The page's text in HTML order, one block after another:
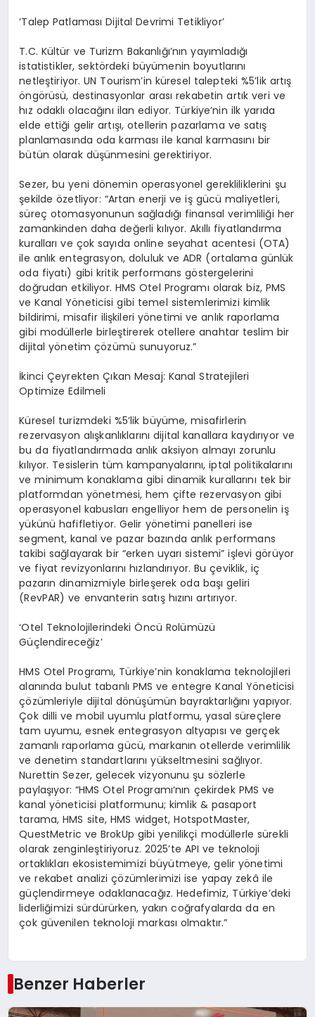
‘Talep PatlamasıDijital Devrimi Tetikliyor’
T.C. Kültür ve Turizm Bakanlığı’nın yayımladığı
istatistikler, sektördeki büyümenin boyutlarını
netleştiriyor. UN Tourism’in küresel talepteki %5’lik artış
öngörüsü, destinasyonlar arasırekabetin artık veri ve
hız odaklıolacağını ilan ediyor. Türkiye’nin ilk yarıda
elde ettiği gelir artışı, otellerin pazarlama ve satış
planlamasında oda karmasıile kanal karmasını bir
bütün olarak düşünmesini gerektiriyor.
Sezer, bu yeni dönemin operasyonel gerekliliklerini şu
şekildeözetliyor: “Artan enerji ve iş gücümaliyetleri,
süreç otomasyonunun sağladığı finansal verimliliği her
zamankinden daha değerli kılıyor. Akıllı fiyatlandırma
kurallarıve çok sayıda online seyahat acentesi (OTA)
ile anlık entegrasyon, doluluk ve ADR (ortalama günlük
oda fiyatı) gibi kritik performans göstergelerini
doğrudan etkiliyor. HMS Otel Programı olarak biz, PMS
ve Kanal Yöneticisi gibi temel sistemlerimizi kimlik
bildirimi, misafir ilişkileri yönetimi ve anlık raporlama
gibi modüllerle birleştirerek otellere anahtar teslim bir
dijital yönetimçözümü sunuyoruz.”
İkinciÇeyrektenÇıkan Mesaj: Kanal Stratejileri
Optimize Edilmeli
Küresel turizmdeki %5’lik büyüme, misafirlerin
rezervasyon alışkanlıklarınıdijital kanallara kaydırıyor ve
bu da fiyatlandırmada anlık aksiyon almayı zorunlu
kılıyor. Tesislerin tüm kampanyalarını, iptal politikalarını
ve minimum konaklama gibi dinamik kurallarını tek bir
platformdan yönetmesi, hem çifte rezervasyon gibi
operasyonel kabuslarıengelliyor hem de personelin iş
yükünühafifletiyor. Gelir yönetimi panelleri ise
segment, kanal ve pazar bazında anlık performans
takibi sağlayarak bir “erken uyarısistemi” işlevi görüyor
ve fiyat revizyonlarınıhızlandırıyor. Buçeviklik, iç
pazarın dinamizmiyle birleşerek oda başıgeliri
(RevPAR) ve envanterin satış hızınıartırıyor.
‘Otel TeknolojilerindekiÖncü Rolümüzü
Güçlendireceğiz’
HMS Otel Programı, Türkiye’nin konaklama teknolojileri
alanında bulut tabanlı PMS ve entegre Kanal Yöneticisi
çözümleriyle dijital dönüşümün bayraktarlığınıyapıyor.
Çok dilli ve mobil uyumlu platformu, yasal süreçlere
tam uyumu, esnek entegrasyon altyapısı ve gerçek
zamanlıraporlama gücü, markanın otellerde verimlilik
ve denetim standartlarınıyükseltmesini sağlıyor.
Nurettin Sezer, gelecek vizyonunuşu sözlerle
paylaşıyor: “HMS Otel Programı‘nın çekirdek PMS ve
kanal yöneticisi platformunu; kimlik & pasaport
tarama, HMS site, HMS widget, HotspotMaster,
QuestMetric ve BrokUp gibi yenilikçi modüllerle sürekli
olarak zenginleştiriyoruz. 2025’te API ve teknoloji
ortaklıkları ekosistemimizi büyütmeye, gelir yönetimi
ve rekabet analiziçözümlerimizi ise yapay zekâ ile
güçlendirmeye odaklanacağız. Hedefimiz, Türkiye’deki
liderliğimizi sürdürürken, yakın coğrafyalarda da en
çok güvenilen teknoloji markasıolmaktır.”
Benzer Haberler